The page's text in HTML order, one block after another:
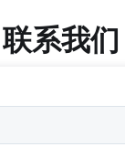
联系我们